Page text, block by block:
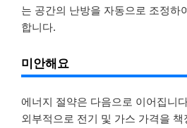
는 공간의 난방을 자동으로 조정하
합니다.
미안해요
에너지 절약은 다음으로 이어집니
외부적으로 전기 및 가스 가격을